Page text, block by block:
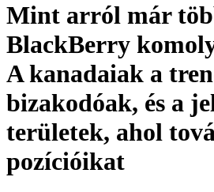
Mint arról már
BlackBerry
A kanadaiak a
bizakodóak, és a
területek, ahol
pozícióikat